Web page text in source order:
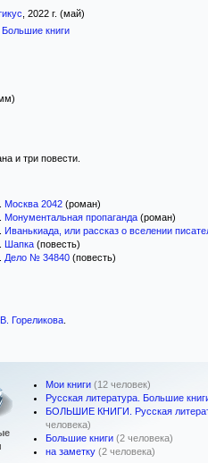
2022 г. (май)
Большие книги
и три повести.
Москва 2042 (роман)
Монументальная пропаганда (роман)
Иванькиада, или рассказ о вселении
Шапка (повесть)
Дело № 34840 (повесть)
В. Гореликова.
Мои книги (12 человек)
Русская литература. Большие
БОЛЬШИЕ КНИГИ. Русская
человека)
Большие книги (2 человека)
на заметку (2 человека)